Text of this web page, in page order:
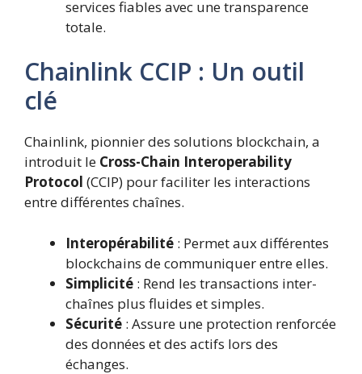
services fiables avec une transparence
totale.
Chainlink CCIP : Un outil
clé
Chainlink, pionnier des solutions blockchain, a
introduit le Cross-Chain Interoperability
Protocol (CCIP) pour faciliter les interactions
entre différentes chaînes.
Interopérabilité : Permet aux différentes
blockchains de communiquer entre elles.
Simplicité : Rend les transactions inter-
chaînes plus fluides et simples.
Sécurité : Assure une protection renforcée
des données et des actifs lors des
échanges.